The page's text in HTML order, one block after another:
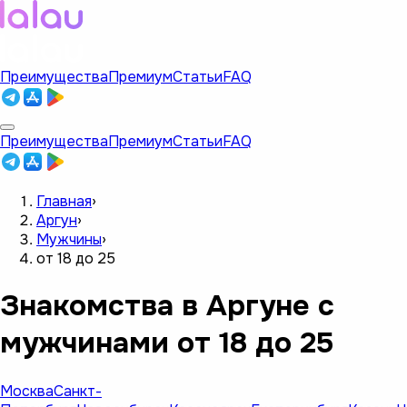
ПреимуществаПремиумСтатьиFAQ
ПреимуществаПремиумСтатьиFAQ
Главная›
Аргун›
Мужчины›
от 18 до 25
Знакомства в Аргуне с
мужчинами от 18 до 25
МоскваСанкт-